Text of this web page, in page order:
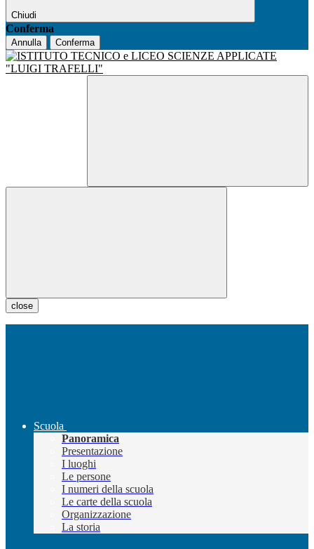
Chiudi
Conferma
Annulla Conferma
close
Scuola
Panoramica
Presentazione
I luoghi
Le persone
I numeri della scuola
Le carte della scuola
Organizzazione
La storia